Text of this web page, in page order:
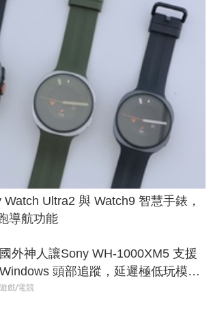
Ultra2 與 Watch9 智慧手錶，
導航功能
國外神人讓Sony WH-1000XM5 支援
Windows 頭部追蹤，延遲極低玩模擬
飛行超有感
遊戲/電競